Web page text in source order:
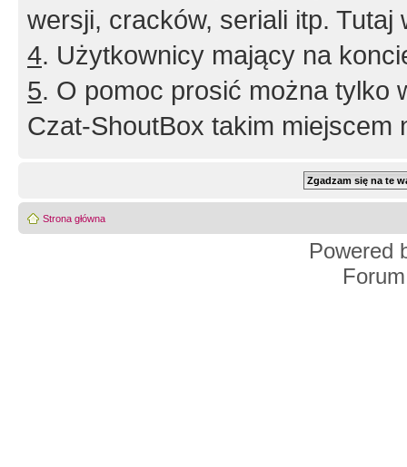
wersji, cracków, seriali itp. Tutaj
4. Użytkownicy mający na
5. O pomoc prosić można tylko
Czat-ShoutBox takim miejscem
Strona główna
Powered